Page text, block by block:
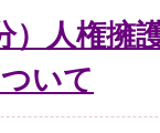
）人権擁
いて